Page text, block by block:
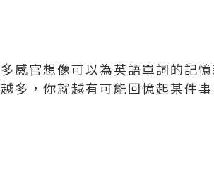
多感官想像可以為英語單詞的記
越多，你就越有可能回憶起某件事